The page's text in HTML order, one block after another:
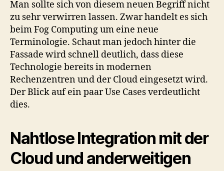
Man sollte sich von diesem neuen Begriff nicht
zu sehr verwirren lassen. Zwar handelt es sich
beim Fog Computing um eine neue
Terminologie. Schaut man jedoch hinter die
Fassade wird schnell deutlich, dass diese
Technologie bereits in modernen
Rechenzentren und der Cloud eingesetzt wird.
Der Blick auf ein paar Use Cases verdeutlicht
dies.
Nahtlose Integration mit der
Cloud und anderweitigen